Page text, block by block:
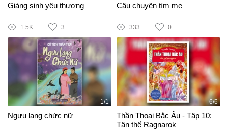
Giáng sinh yêu thương
1.5K 3
Câu chuyện tìm mẹ
333 0
1/1
Ngưu lang chức nữ
6/6
Thần Thoại Bắc Âu - Tập 10:
Tận thế Ragnarok